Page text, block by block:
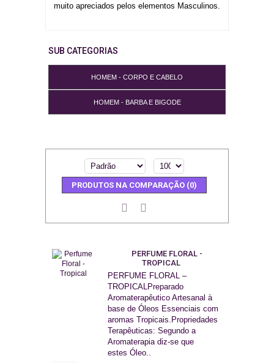
muito apreciados pelos elementos Masculinos.
SUB CATEGORIAS
HOMEM - CORPO E CABELO
HOMEM - BARBA E BIGODE
PRODUTOS NA COMPARAÇÃO (0)
PERFUME FLORAL -
TROPICAL
PERFUME FLORAL –
TROPICALPreparado
Aromaterapêutico Artesanal à
base de Óleos Essenciais com
aromas Tropicais.Propriedades
Terapêuticas: Segundo a
Aromaterapia diz-se que
estes Óleo..